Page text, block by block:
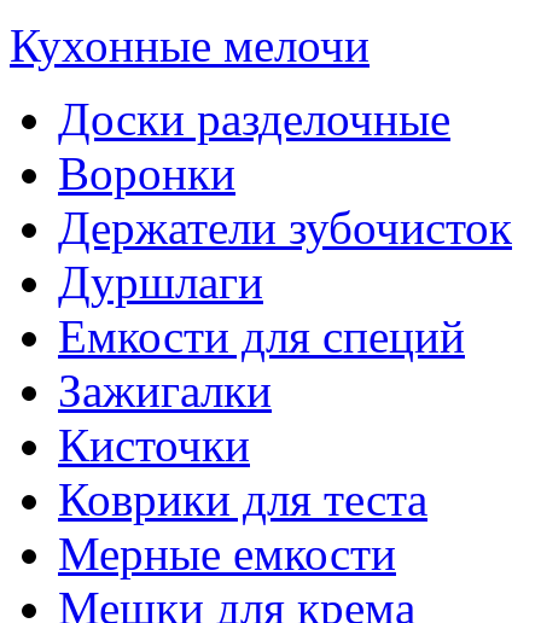
Кухонные мелочи
Доски разделочные
Воронки
Держатели зубочисток
Дуршлаги
Емкости для специй
Зажигалки
Кисточки
Коврики для теста
Мерные емкости
Мешки для крема